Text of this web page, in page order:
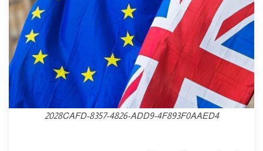
2028CAFD-8357-4826-ADD9-4F893F0AAED4